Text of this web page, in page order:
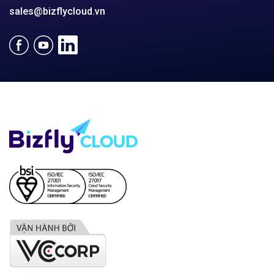
sales@bizflycloud.vn